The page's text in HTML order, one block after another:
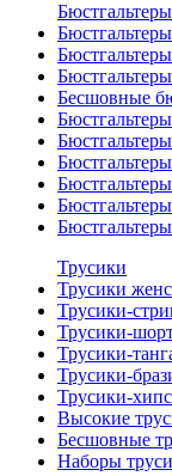
Бюстгальтеры
Бесшовные
Трусики
Трусики
Трусики-
Трусики-
Трусики-
Трусики-
Трусики-
Высокие
Бесшовные
Наборы